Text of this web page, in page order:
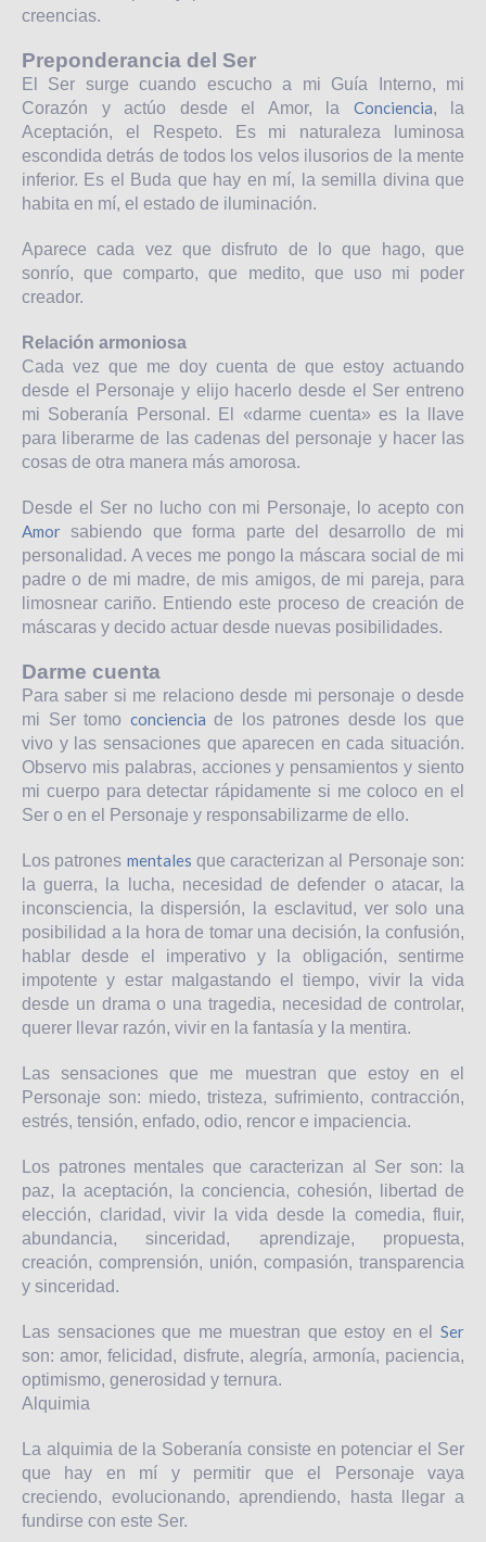
creencias.
Preponderancia del Ser
El Ser surge cuando escucho a mi Guía Interno, mi
Corazón y actúo desde el Amor, la Conciencia, la
Aceptación, el Respeto. Es mi naturaleza luminosa
escondida detrás de todos los velos ilusorios de la mente
inferior. Es el Buda que hay en mí, la semilla divina que
habita en mí, el estado de iluminación.
Aparece cada vez que disfruto de lo que hago, que
sonrío, que comparto, que medito, que uso mi poder
creador.
Relación armoniosa
Cada vez que me doy cuenta de que estoy actuando
desde el Personaje y elijo hacerlo desde el Ser entreno
mi Soberanía Personal. El «darme cuenta» es la llave
para liberarme de las cadenas del personaje y hacer las
cosas de otra manera más amorosa.
Desde el Ser no lucho con mi Personaje, lo acepto con
Amor sabiendo que forma parte del desarrollo de mi
personalidad. A veces me pongo la máscara social de mi
padre o de mi madre, de mis amigos, de mi pareja, para
limosnear cariño. Entiendo este proceso de creación de
máscaras y decido actuar desde nuevas posibilidades.
Darme cuenta
Para saber si me relaciono desde mi personaje o desde
mi Ser tomo conciencia de los patrones desde los que
vivo y las sensaciones que aparecen en cada situación.
Observo mis palabras, acciones y pensamientos y siento
mi cuerpo para detectar rápidamente si me coloco en el
Ser o en el Personaje y responsabilizarme de ello.
Los patrones mentales que caracterizan al Personaje son:
la guerra, la lucha, necesidad de defender o atacar, la
inconsciencia, la dispersión, la esclavitud, ver solo una
posibilidad a la hora de tomar una decisión, la confusión,
hablar desde el imperativo y la obligación, sentirme
impotente y estar malgastando el tiempo, vivir la vida
desde un drama o una tragedia, necesidad de controlar,
querer llevar razón, vivir en la fantasía y la mentira.
Las sensaciones que me muestran que estoy en el
Personaje son: miedo, tristeza, sufrimiento, contracción,
estrés, tensión, enfado, odio, rencor e impaciencia.
Los patrones mentales que caracterizan al Ser son: la
paz, la aceptación, la conciencia, cohesión, libertad de
elección, claridad, vivir la vida desde la comedia, fluir,
abundancia, sinceridad, aprendizaje, propuesta,
creación, comprensión, unión, compasión, transparencia
y sinceridad.
Las sensaciones que me muestran que estoy en el Ser
son: amor, felicidad, disfrute, alegría, armonía, paciencia,
optimismo, generosidad y ternura.
Alquimia
La alquimia de la Soberanía consiste en potenciar el Ser
que hay en mí y permitir que el Personaje vaya
creciendo, evolucionando, aprendiendo, hasta llegar a
fundirse con este Ser.